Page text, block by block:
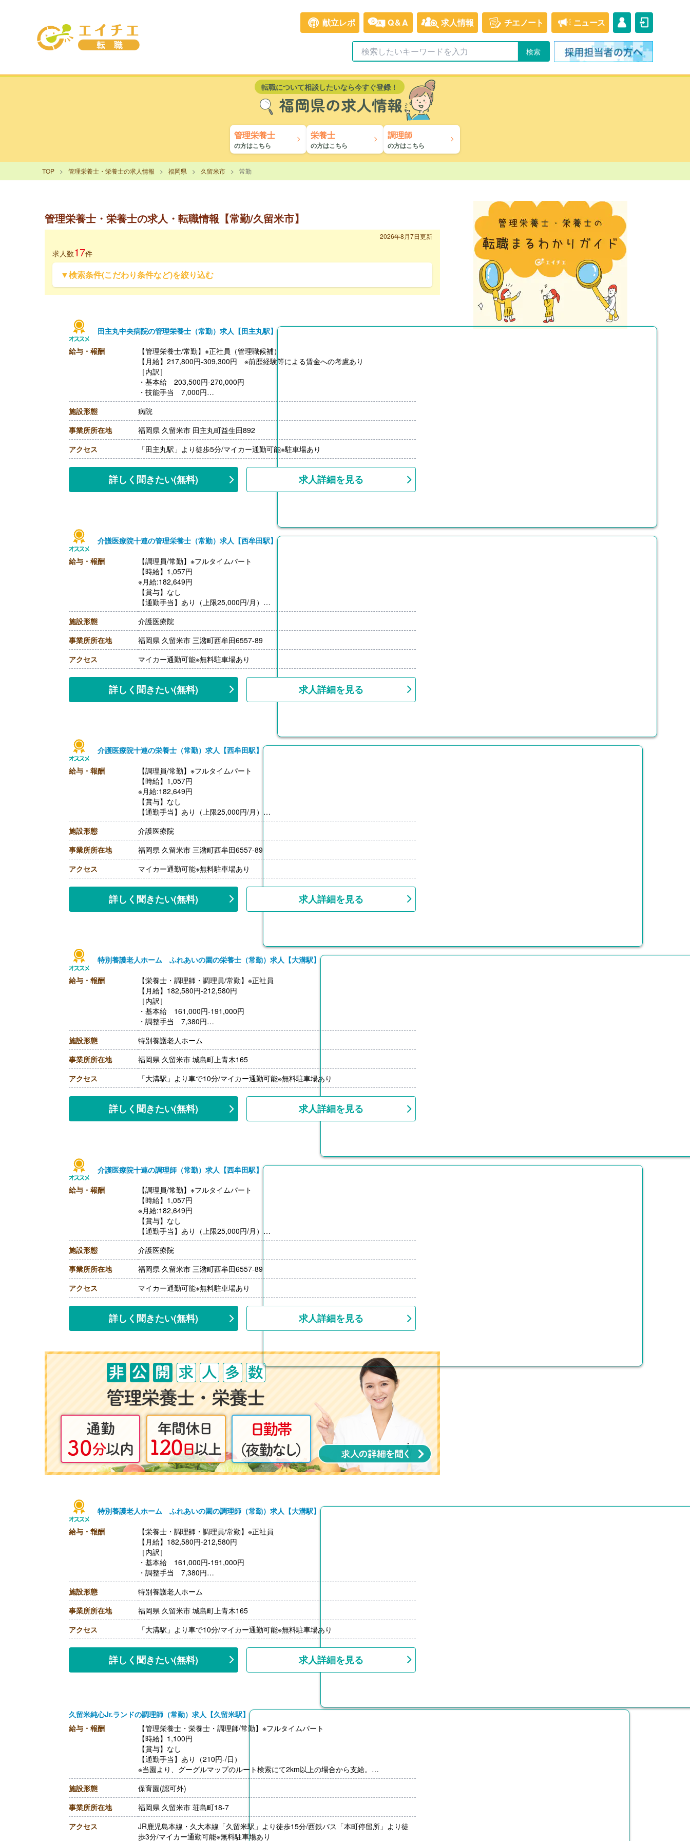
献立レポ Q&A 求人情報 チエノート ニュース
転職について相談したいなら今すぐ登録！
福岡県の求人情報
管理栄養士
の方はこちら
栄養士
の方はこちら
調理師
の方はこちら
TOP 管理栄養士・栄養士の求人情報 福岡県 久留米市 常勤
管理栄養士・栄養士の求人・転職情報【常勤/久留米市】
2026年8月7日更新
求人数17件
▼検索条件(こだわり条件など)を絞り込む
田主丸中央病院の管理栄養士（常勤）求人【田主丸駅】
給与・報酬
【管理栄養士/常勤】※正社員（管理職候補）
【月給】217,800円-309,300円 ※前歴経験等による賃金への考慮あり
［内訳］
・基本給 203,500円-270,000円
・技能手当 7,000円
・経験手当 1,000円-26,000円
・ベースアップ手当 6,300円
［その他手当］
・精勤手当 4,500円
・扶養手当 配偶者10,000円 子（2人迄）3,000円
・住宅手当（本人契約借家のみ） 半額支給、上限20,000円
【通勤手当】あり（上限50,000円/月） ※通勤手当は片道2km以上の方より支給
【昇給】あり（1月あたり1.60％-1.80％）※前年度実績
【退職金】あり※勤続3年以上
施設形態
病院
事業所所在地
福岡県 久留米市 田主丸町益生田892
アクセス
「田主丸駅」より徒歩5分/マイカー通勤可能※駐車場あり
詳しく聞きたい(無料) 求人詳細を見る
介護医療院十連の管理栄養士（常勤）求人【西牟田駅】
給与・報酬
【調理員/常勤】※フルタイムパート
【時給】1,057円
※月給:182,649円
【賞与】なし
【通勤手当】あり（上限25,000円/月）
【昇給】なし
【退職金】なし
施設形態
介護医療院
事業所所在地
福岡県 久留米市 三潴町西牟田6557-89
アクセス
マイカー通勤可能※無料駐車場あり
詳しく聞きたい(無料) 求人詳細を見る
介護医療院十連の栄養士（常勤）求人【西牟田駅】
給与・報酬
【調理員/常勤】※フルタイムパート
【時給】1,057円
※月給:182,649円
【賞与】なし
【通勤手当】あり（上限25,000円/月）
【昇給】なし
【退職金】なし
施設形態
介護医療院
事業所所在地
福岡県 久留米市 三潴町西牟田6557-89
アクセス
マイカー通勤可能※無料駐車場あり
詳しく聞きたい(無料) 求人詳細を見る
特別養護老人ホーム ふれあいの園の栄養士（常勤）求人【大溝駅】
給与・報酬
【栄養士・調理師・調理員/常勤】※正社員
【月給】182,580円-212,580円
［内訳］
・基本給 161,000円-191,000円
・調整手当 7,380円
・処遇改善等手当 14,200円 ※金額は年度替わりに変動（調整）あり
［その他手当］
・栄養士資格所持者（手当） 5,000円
・宿直手当（希望者のみ） 5,000円/回
【賞与】年2回（計2.00ヶ月分）※前年度実績
【通勤手当】あり（上限20,900円/月）
【退職金】あり※勤続3年以上
施設形態
特別養護老人ホーム
事業所所在地
福岡県 久留米市 城島町上青木165
アクセス
「大溝駅」より車で10分/マイカー通勤可能※無料駐車場あり
詳しく聞きたい(無料) 求人詳細を見る
介護医療院十連の調理師（常勤）求人【西牟田駅】
給与・報酬
【調理員/常勤】※フルタイムパート
【時給】1,057円
※月給:182,649円
【賞与】なし
【通勤手当】あり（上限25,000円/月）
【昇給】なし
【退職金】なし
施設形態
介護医療院
事業所所在地
福岡県 久留米市 三潴町西牟田6557-89
アクセス
マイカー通勤可能※無料駐車場あり
詳しく聞きたい(無料) 求人詳細を見る
特別養護老人ホーム ふれあいの園の調理師（常勤）求人【大溝駅】
給与・報酬
【栄養士・調理師・調理員/常勤】※正社員
【月給】182,580円-212,580円
［内訳］
・基本給 161,000円-191,000円
・調整手当 7,380円
・処遇改善等手当 14,200円 ※金額は年度替わりに変動（調整）あり
［その他手当］
・栄養士資格所持者（手当） 5,000円
・宿直手当（希望者のみ） 5,000円/回
【賞与】年2回（計2.00ヶ月分）※前年度実績
【通勤手当】あり（上限20,900円/月）
【退職金】あり※勤続3年以上
施設形態
特別養護老人ホーム
事業所所在地
福岡県 久留米市 城島町上青木165
アクセス
「大溝駅」より車で10分/マイカー通勤可能※無料駐車場あり
詳しく聞きたい(無料) 求人詳細を見る
久留米純心Jr.ランドの調理師（常勤）求人【久留米駅】
給与・報酬
【管理栄養士・栄養士・調理師/常勤】※フルタイムパート
【時給】1,100円
【賞与】なし
【通勤手当】あり（210円-/日）
※当園より、グーグルマップのルート検索にて2km以上の場合から支給。
【昇給】なし
【退職金】なし
施設形態
保育園(認可外)
事業所所在地
福岡県 久留米市 荘島町18-7
アクセス
JR鹿児島本線・久大本線「久留米駅」より徒歩15分/西鉄バス「本町停留所」より徒
歩3分/マイカー通勤可能※無料駐車場あり